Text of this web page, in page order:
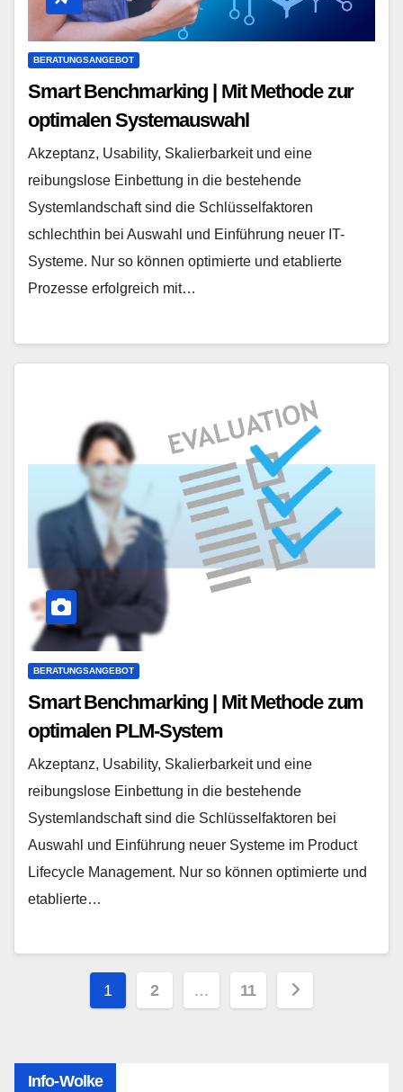
BERATUNGSANGEBOT
Smart Benchmarking | Mit Methode zur
optimalen Systemauswahl
Akzeptanz, Usability, Skalierbarkeit und eine
reibungslose Einbettung in die bestehende
Systemlandschaft sind die Schlüsselfaktoren
schlechthin bei Auswahl und Einführung neuer IT-
Systeme. Nur so können optimierte und etablierte
Prozesse erfolgreich mit…
BERATUNGSANGEBOT
Smart Benchmarking | Mit Methode zum
optimalen PLM-System
Akzeptanz, Usability, Skalierbarkeit und eine
reibungslose Einbettung in die bestehende
Systemlandschaft sind die Schlüsselfaktoren bei
Auswahl und Einführung neuer Systeme im Product
Lifecycle Management. Nur so können optimierte und
etablierte…
Seitennummerierung
Beiträge
1 2 … 11
Info-Wolke